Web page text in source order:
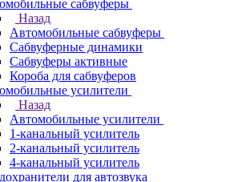
сабвуферы
Назад
Автомобильные сабвуферы
Сабвуферные динамики
Сабвуферы активные
Короба для сабвуферов
усилители
Назад
Автомобильные усилители
1-канальный усилитель
2-канальный усилитель
4-канальный усилитель
для автозвука